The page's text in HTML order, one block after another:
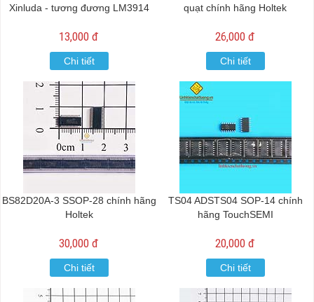
Xinluda - tương đương LM3914
13,000 đ
Chi tiết
quạt chính hãng Holtek
26,000 đ
Chi tiết
BS82D20A-3 SSOP-28 chính hãng
Holtek
30,000 đ
Chi tiết
TS04 ADSTS04 SOP-14 chính
hãng TouchSEMI
20,000 đ
Chi tiết